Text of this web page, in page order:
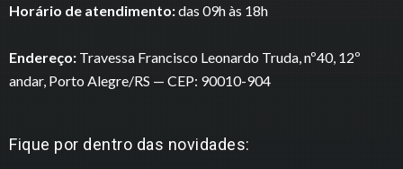
Horário de atendimento:das 09h às 18h
Endereço: Travessa Francisco Leonardo Truda, nº40, 12º
andar, Porto Alegre/RS — CEP: 90010-904
Fique por dentro das novidades: